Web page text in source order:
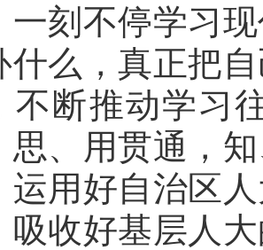
一刻不停学习
什么，真正把
不断推动学习
思、用贯通，
运用好自治区
吸收好基层人